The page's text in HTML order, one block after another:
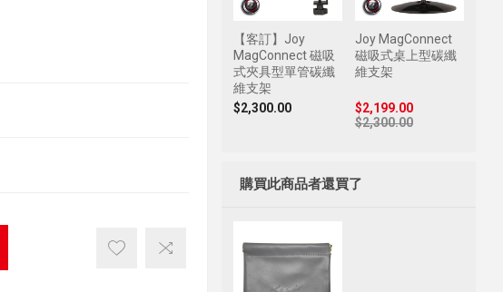
【客訂】Joy
MagConnect 磁吸
式夾具型單管碳纖
維支架
$2,300.00
Joy MagConnect
磁吸式桌上型碳纖
維支架
$2,199.00
$2,300.00
購買此商品者還買了